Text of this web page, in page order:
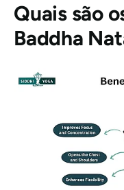
Quais são
Baddha